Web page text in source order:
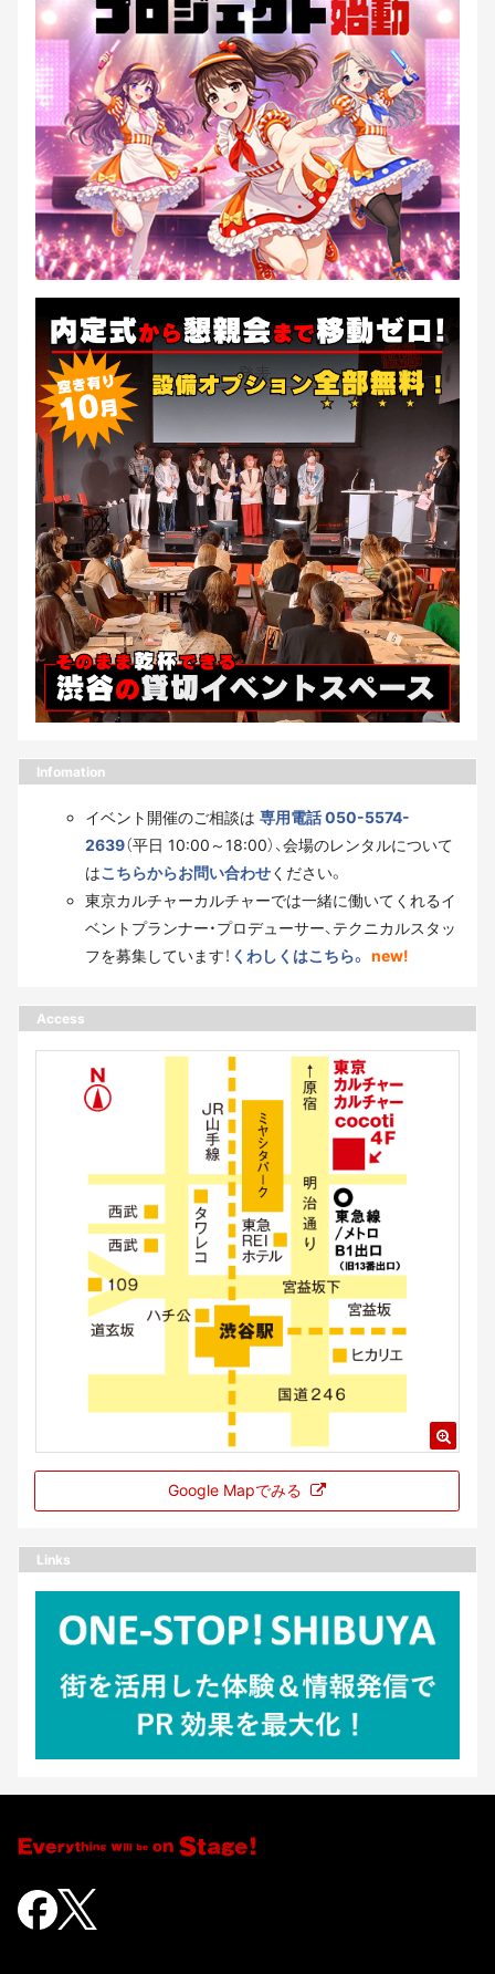
Infomation
イベント開催のご相談は 専用電話 050-5574-
2639（平日 10:00～18:00）、会場のレンタルについて
はこちらからお問い合わせください。
東京カルチャーカルチャーでは一緒に働いてくれるイ
ベントプランナー・プロデューサー、テクニカルスタッ
フを募集しています！ くわしくはこちら。 new!
Access
Google Mapでみる
Links